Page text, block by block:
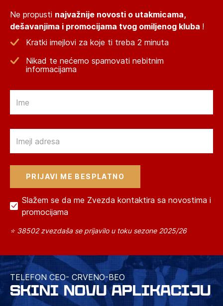
Ne propusti najvažnije novosti o utakmicama,
dešavanjima i promocijama tvog omiljenog kluba !
Kratki imejlovi za koje ti treba 2 minuta
Nikad te nećemo spamovati nebitnim
informacijama
Slažem se da me Zvezda kontaktira sa novostima i
promocijama
⭐ 38502 zvezdaša se prijavilo u toku sezone 2025/26
TELEFON CEO- CRVENO-BEO
SKINI NOVU APLIKACIJU